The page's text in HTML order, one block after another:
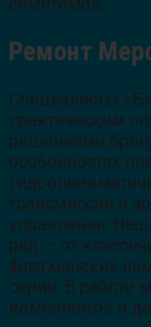
Ремонт
Специалисты
практическим
решениями
особенностях
трансмиссий и
управления.
ряд — от
флагманских
серии. В работе
компоненты и